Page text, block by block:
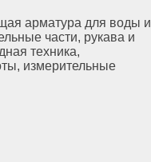
арматура для воды и
части, рукава и
техника,
измерительные